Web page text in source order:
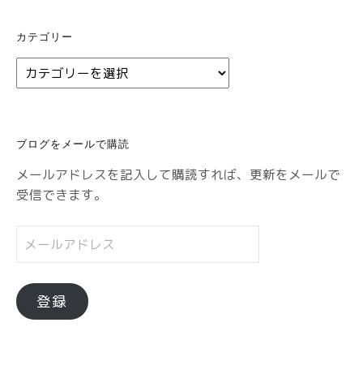
カテゴリー
カ
テ
ー
ブログをメールで購読
メールアドレスを記入して購読すれば、更新をメールで
受信できます。
ー
ア
ド
登録